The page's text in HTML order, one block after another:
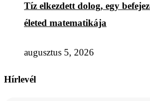
Tíz elkezdett dolog, egy
életed matematikája
augusztus 5, 2026
Hírlevél